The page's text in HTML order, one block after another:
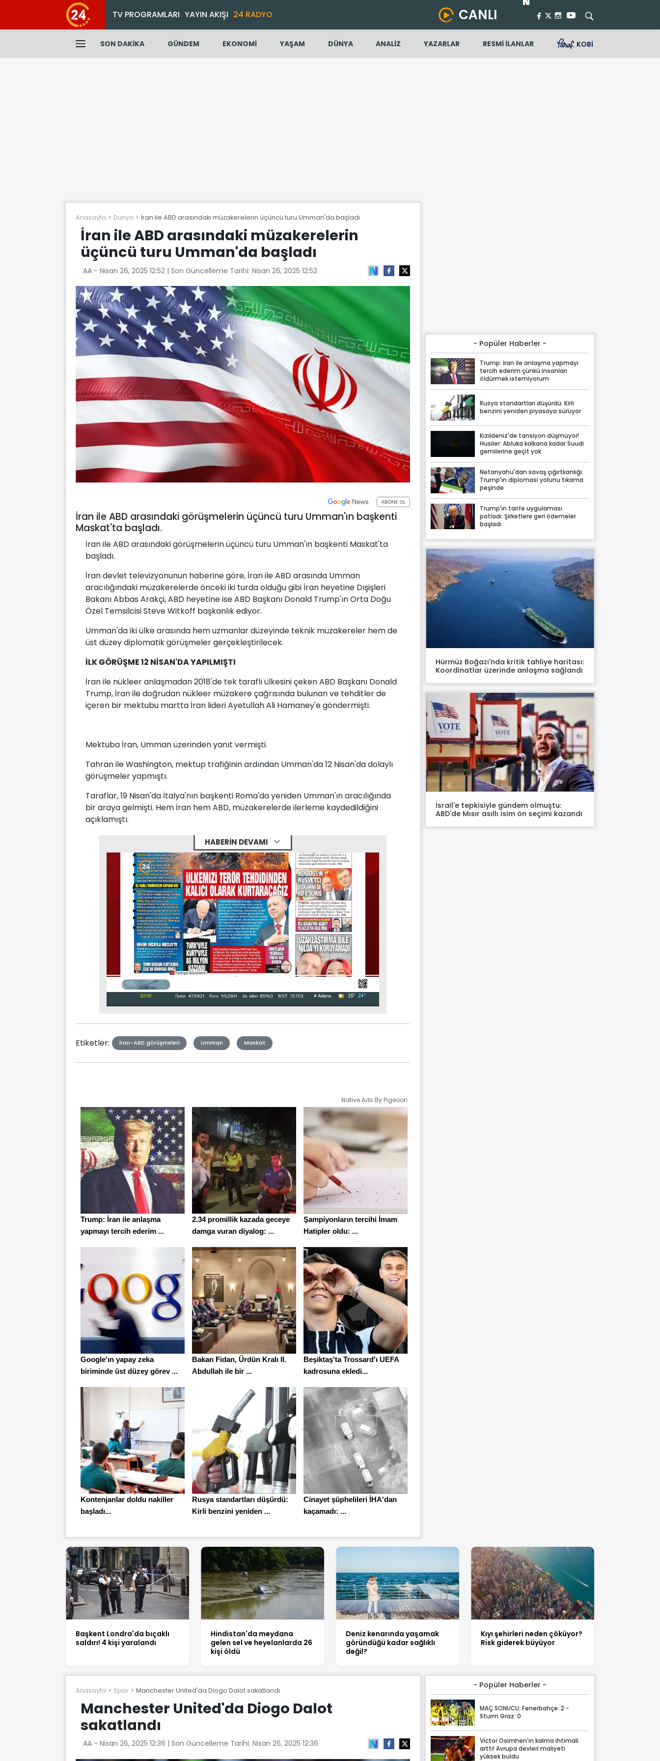
TV PROGRAMLARI YAYIN AKIŞI 24 RADYO CANLI
SON DAKİKA GÜNDEM EKONOMİ YAŞAM DÜNYA ANALİZ YAZARLAR RESMİ İLANLAR KOBİ
Anasayfa Dunya İran ile ABD arasındaki müzakerelerin üçüncü turu Umman'da başladı
İran ile ABD arasındaki müzakerelerin
üçüncü turu Umman'da başladı
AA - Nisan 26, 2025 12:52 | Son Güncelleme Tarihi: Nisan 26, 2025 12:52
ABONE OL
İran ile ABD arasındaki görüşmelerin üçüncü turu Umman'ın başkenti
Maskat'ta başladı.
İran ile ABD arasındaki görüşmelerin üçüncü turu Umman'ın başkenti Maskat'ta
başladı.
İran devlet televizyonunun haberine göre, İran ile ABD arasında Umman
aracılığındaki müzakerelerde önceki iki turda olduğu gibi İran heyetine Dışişleri
Bakanı Abbas Arakçi, ABD heyetine ise ABD Başkanı Donald Trump'ın Orta Doğu
Özel Temsilcisi Steve Witkoff başkanlık ediyor.
Umman'da iki ülke arasında hem uzmanlar düzeyinde teknik müzakereler hem de
üst düzey diplomatik görüşmeler gerçekleştirilecek.
İLK GÖRÜŞME 12 NİSAN'DA YAPILMIŞTI
İran ile nükleer anlaşmadan 2018'de tek taraflı ülkesini çeken ABD Başkanı Donald
Trump, İran ile doğrudan nükleer müzakere çağrısında bulunan ve tehditler de
içeren bir mektubu martta İran lideri Ayetullah Ali Hamaney'e göndermişti.
Mektuba İran, Umman üzerinden yanıt vermişti.
Tahran ile Washington, mektup trafiğinin ardından Umman'da 12 Nisan'da dolaylı
görüşmeler yapmıştı.
Taraflar, 19 Nisan'da İtalya'nın başkenti Roma'da yeniden Umman'ın aracılığında
bir araya gelmişti. Hem İran hem ABD, müzakerelerde ilerleme kaydedildiğini
açıklamıştı.
HABERİN DEVAMI
Stream
Etiketler: İran-ABD görüşmeleri Umman Maskat
Native Ads By Pigeoon
Trump: İran ile anlaşma
yapmayı tercih ederim ...
2.34 promillik kazada geceye
damga vuran diyalog: ...
Şampiyonların tercihi İmam
Hatipler oldu: ...
Google'ın yapay zeka
biriminde üst düzey görev ...
Bakan Fidan, Ürdün Kralı II.
Abdullah ile bir ...
Beşiktaş'ta Trossard'ı UEFA
kadrosuna ekledi...
Kontenjanlar doldu nakiller
başladı...
Rusya standartları düşürdü:
Kirli benzini yeniden ...
Cinayet şüphelileri İHA'dan
kaçamadı: ...
- Popüler Haberler -
Trump: İran ile anlaşma yapmayı
tercih ederim çünkü insanları
öldürmek istemiyorum
Rusya standartları düşürdü: Kirli
benzini yeniden piyasaya sürüyor
Kızıldeniz'de tansiyon düşmüyor!
Husiler: Abluka kalkana kadar Suudi
gemilerine geçit yok
Netanyahu'dan savaş çığırtkanlığı:
Trump'ın diplomasi yolunu tıkama
peşinde
Trump'ın tarife uygulaması
patladı: Şirketlere geri ödemeler
başladı
Hürmüz Boğazı'nda kritik tahliye haritası:
Koordinatlar üzerinde anlaşma sağlandı
İsrail'e tepkisiyle gündem olmuştu:
ABD'de Mısır asıllı isim ön seçimi kazandı
Başkent Londra'da bıçaklı
saldırı! 4 kişi yaralandı
Hindistan'da meydana
gelen sel ve heyelanlarda 26
kişi öldü
Deniz kenarında yaşamak
göründüğü kadar sağlıklı
değil?
Kıyı şehirleri neden çöküyor?
Risk giderek büyüyor
Anasayfa Spor Manchester United'da Diogo Dalot sakatlandı
Manchester United'da Diogo Dalot
sakatlandı
AA - Nisan 26, 2025 12:36 | Son Güncelleme Tarihi: Nisan 26, 2025 12:36
- Popüler Haberler -
MAÇ SONUCU: Fenerbahçe: 2 -
Sturm Graz: 0
Victor Osimhen'in kalma ihtimali
arttı! Avrupa devleri maliyeti
yüksek buldu